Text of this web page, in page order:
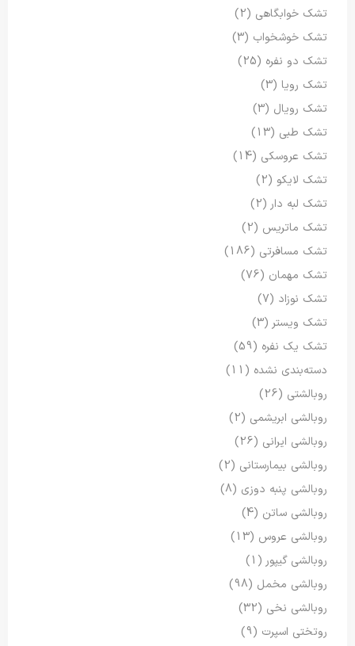
تشک خوابگاهی (2)
تشک خوشخواب (3)
تشک دو نفره (25)
تشک رویا (3)
تشک رویال (3)
تشک طبی (13)
تشک عروسکی (14)
تشک لایکو (2)
تشک لبه دار (2)
تشک ماتریس (2)
تشک مسافرتی (186)
تشک مهمان (76)
تشک نوزاد (7)
تشک ویستر (3)
تشک یک نفره (59)
دسته‌بندی نشده (11)
روبالشتی (26)
روبالشی ابریشمی (2)
روبالشی ایرانی (26)
روبالشی بیمارستانی (2)
روبالشی پنبه دوزی (8)
روبالشی ساتن (4)
روبالشی عروس (13)
روبالشی گیپور (1)
روبالشی مخمل (98)
روبالشی نخی (32)
روتختی اسپرت (9)